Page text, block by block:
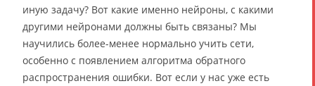
иную задачу? Вот какие именно нейроны, с какими
другими нейронами должны быть связаны? Мы
научились более-менее нормально учить сети,
особенно с появлением алгоритма обратного
распространения ошибки. Вот если у нас уже есть